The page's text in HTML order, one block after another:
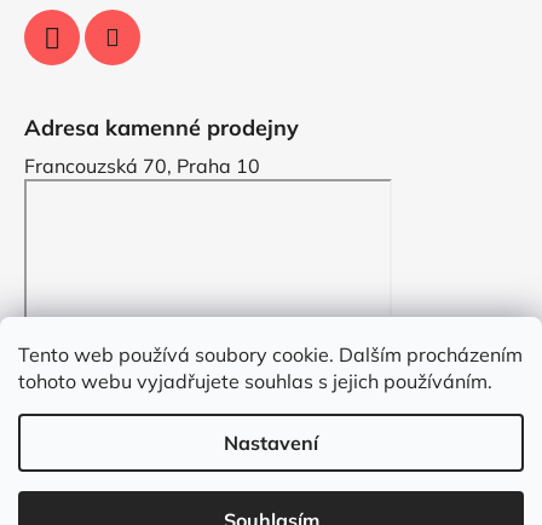
Tento web používá soubory cookie. Dalším procházením
tohoto webu vyjadřujete souhlas s jejich používáním.
Nastavení
Souhlasím
Adresa kamenné prodejny
Francouzská 70, Praha 10